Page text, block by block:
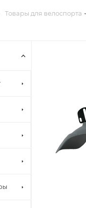
Товары для велоспорта